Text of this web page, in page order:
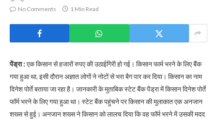
No Comments
1 Min Read
पेंड्रा : एक किसान से हजारों रुपए की उठाईगिरी हो गई। किसान फार्म भरने के लिए बैंक
गया हुआ था, इसी दौरान अज्ञात लोगों ने नोटों से भरा बैग पार कर दिया। किसान का नाम
दिनेश पोर्ते बताया जा रहा है। जानकारी के मुताबिक स्टेट बैंक पेंड्रा में किसान दिनेश पोर्ते
फॉर्म भरने के लिए गया हुआ था। स्टेट बैंक पहुंचने पर किसान की मुलाकात एक अनजान
शख्स से हुई। अनजान शख्स ने किसान को लालच दिया कि वह फॉर्म भरने में उसकी मदद